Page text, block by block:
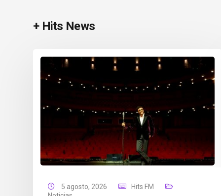
+ Hits News
5 agosto, 2026
Hits FM